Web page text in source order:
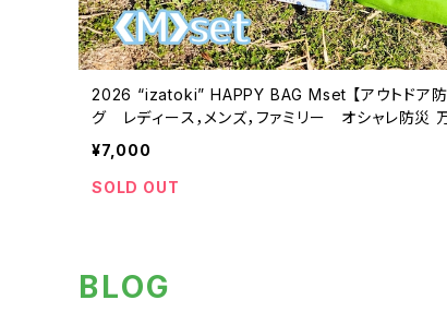
2026 “izatoki” HAPPY BAG Mset 【アウトドア防
グ レディース，メンズ，ファミリー オシャレ防災
ッグ】
¥7,000
SOLD OUT
BLOG